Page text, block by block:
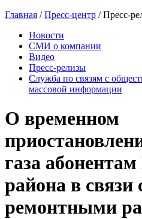
Главная /Пресс-центр / Пресс-
Новости
СМИ о компании
Видео
Пресс-релизы
Служба по связям с
массовой информации
О временном
газа
района в
ремонтными